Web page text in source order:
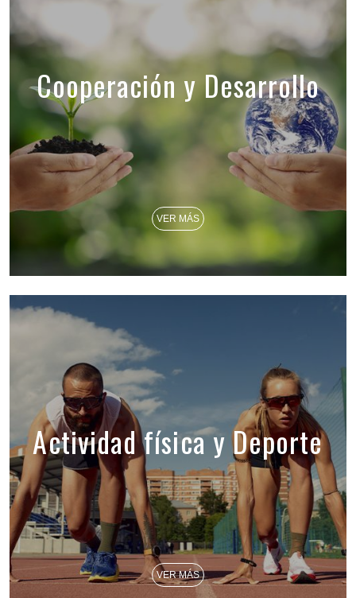
Cooperación y Desarrollo
VER MÁS
Actividad física y Deporte
VER MÁS